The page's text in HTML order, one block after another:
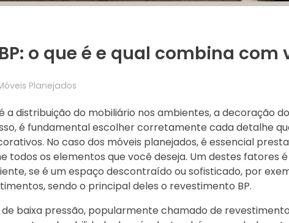
o que é e qual combina com
Planejados
a distribuição do mobiliário nos ambientes, a decoração
é fundamental escolher corretamente cada detalhe
No caso dos móveis planejados, é essencial
todos os elementos que você deseja. Um destes fatores
se é um espaço descontraído ou sofisticado, por
sendo o principal deles o revestimento BP.
baixa pressão, popularmente chamado de